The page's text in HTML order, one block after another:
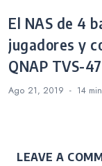
El NAS de 4
jugadores y
QNAP TVS-
Ago 21, 2019 14
LEAVE A